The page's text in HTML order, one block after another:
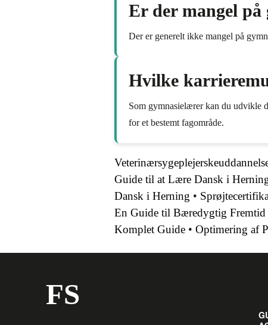
Er der mangel
Der er generelt ikke mangel på
Hvilke
Som gymnasielærer kan du udvikle
for et bestemt fagområde.
Guide til at Lære Dansk i
Dansk i Herning •
En Guide til Bæredygtig Fremtid
Komplet Guide • Optimering af
FS